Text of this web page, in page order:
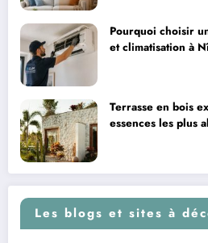
Pourquoi choisir
et climatisation à
Terrasse en bois
essences les plus
Les blogs et sites à